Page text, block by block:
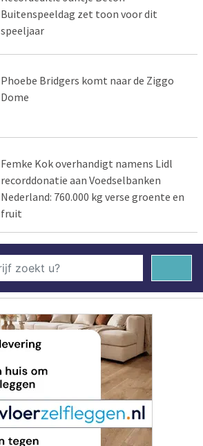
Buitenspeeldag zet toon voor dit
speeljaar
Phoebe Bridgers komt naar de Ziggo
Dome
Femke Kok overhandigt namens Lidl
recorddonatie aan Voedselbanken
Nederland: 760.000 kg verse groente en
fruit